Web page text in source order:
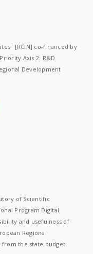
[RCIN] co-financed by
Axis 2. R&D
Development
of Scientific
Program Digital
and usefulness of
Regional
from the state budget.